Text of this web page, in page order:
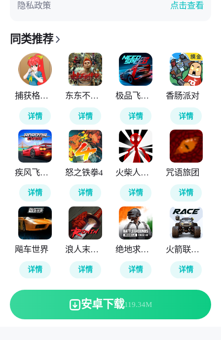
隐私政策
点击查看
同类推荐
捕获格斗娘
详情
东东不死传说
详情
极品飞车无极限
详情
香肠派对
详情
疾风飞车世界
详情
怒之铁拳4
详情
火柴人计划重生
详情
咒语旅团
详情
飚车世界
详情
浪人末代武士
详情
绝地求生印度版
详情
火箭联盟极限汽车赛
详情
安卓下载119.34M